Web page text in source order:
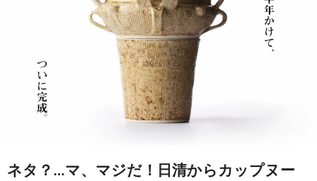
ネタ？…マ、マジだ！日清からカップヌー